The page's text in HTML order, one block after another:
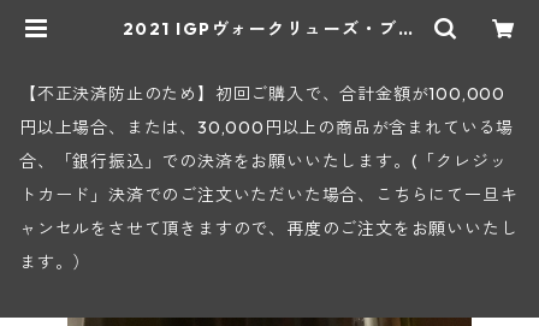
2021 IGPヴォークリューズ・ブラ
【不正決済防止のため】初回ご購入で、合計金額が100,000
円以上場合、または、30,000円以上の商品が含まれている場
合、「銀行振込」での決済をお願いいたします。(「クレジッ
トカード」決済でのご注文いただいた場合、こちらにて一旦キ
ャンセルをさせて頂きますので、再度のご注文をお願いいたし
ます。）